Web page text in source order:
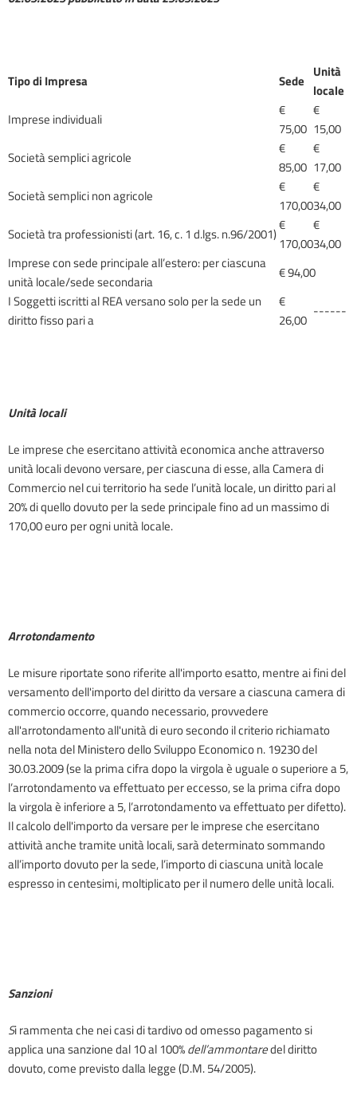
Tipo di Impresa Sede
Unità
locale
Imprese individuali
€
75,00
€
15,00
Società semplici agricole
€
85,00
€
17,00
Società semplici non agricole
€
170,00
€
34,00
Società tra professionisti (art. 16, c. 1 d.lgs. n.96/2001)
€
170,00
€
34,00
Imprese con sede principale all’estero: per ciascuna
unità locale/sede secondaria
€ 94,00
I Soggetti iscritti al REA versano solo per la sede un
diritto fisso pari a
€
26,00
------
Unità locali
Le imprese che esercitano attività economica anche attraverso
unità locali devono versare, per ciascuna di esse, alla Camera di
Commercio nel cui territorio ha sede l’unità locale, un diritto pari al
20% di quello dovuto per la sede principale fino ad un massimo di
170,00 euro per ogni unità locale.
Arrotondamento
Le misure riportate sono riferite all'importo esatto, mentre ai fini del
versamento dell'importo del diritto da versare a ciascuna camera di
commercio occorre, quando necessario, provvedere
all'arrotondamento all'unità di euro secondo il criterio richiamato
nella nota del Ministero dello Sviluppo Economico n. 19230 del
30.03.2009 (se la prima cifra dopo la virgola è uguale o superiore a 5,
l’arrotondamento va effettuato per eccesso, se la prima cifra dopo
la virgola è inferiore a 5, l’arrotondamento va effettuato per difetto).
Il calcolo dell'importo da versare per le imprese che esercitano
attività anche tramite unità locali, sarà determinato sommando
all’importo dovuto per la sede, l’importo di ciascuna unità locale
espresso in centesimi, moltiplicato per il numero delle unità locali.
Sanzioni
Si rammenta che nei casi di tardivo od omesso pagamento si
applica una sanzione dal 10 al 100%dell’ammontaredel diritto
dovuto, come previsto dalla legge (D.M. 54/2005).